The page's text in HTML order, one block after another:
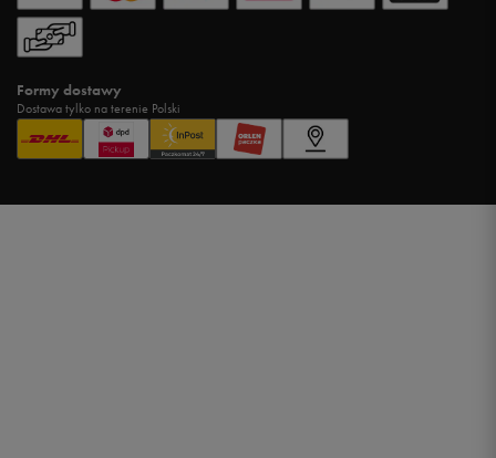
Formy dostawy
Dostawa tylko na terenie Polski